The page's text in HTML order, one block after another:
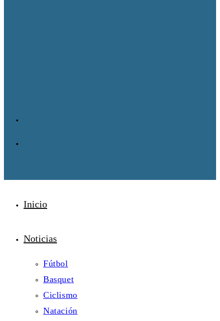
Inicio
Noticias
Fútbol
Basquet
Ciclismo
Natación